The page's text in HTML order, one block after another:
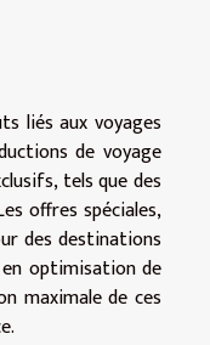
liés aux voyages
de voyage
tels que des
offres spéciales,
des destinations
optimisation de
maximale de ces